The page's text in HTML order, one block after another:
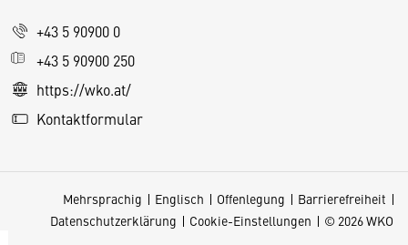
+43 5 90900 0
+43 5 90900 250
https://wko.at/
Kontaktformular
Mehrsprachig Englisch Offenlegung
Barrierefreiheit
Datenschutzerklärung
Cookie-Einstellungen © 2026 WKO
s
e
S
e